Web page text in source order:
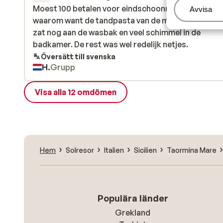
Hantera
Avvisa
Moest 100 betalen voor eindschoonmaak snap niet
waarom want de tandpasta van de mensen voor
zat nog aan de wasbak en veel schimmel in de
badkamer. De rest was wel redelijk netjes.
Moest 100 betalen voor eindschoonmaak snap niet
waarom want de tandpasta van de mensen voor
zat nog aan de wasbak en veel schimmel in de
badkamer. De rest was wel redelijk netjes.
Översätt till svenska
H.Grupp
Visa alla 12 omdömen
Hem Solresor Italien Sicilien Taormina Mare
Populära länder
Grekland